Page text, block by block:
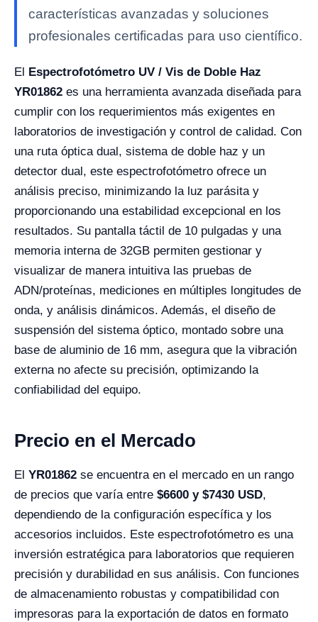
características avanzadas y soluciones
profesionales certificadas para uso científico.
El Espectrofotómetro UV / Vis de Doble Haz
YR01862 es una herramienta avanzada diseñada para
cumplir con los requerimientos más exigentes en
laboratorios de investigación y control de calidad. Con
una ruta óptica dual, sistema de doble haz y un
detector dual, este espectrofotómetro ofrece un
análisis preciso, minimizando la luz parásita y
proporcionando una estabilidad excepcional en los
resultados. Su pantalla táctil de 10 pulgadas y una
memoria interna de 32GB permiten gestionar y
visualizar de manera intuitiva las pruebas de
ADN/proteínas, mediciones en múltiples longitudes de
onda, y análisis dinámicos. Además, el diseño de
suspensión del sistema óptico, montado sobre una
base de aluminio de 16 mm, asegura que la vibración
externa no afecte su precisión, optimizando la
confiabilidad del equipo.
Precio en el Mercado
El YR01862 se encuentra en el mercado en un rango
de precios que varía entre $6600 y $7430 USD,
dependiendo de la configuración específica y los
accesorios incluidos. Este espectrofotómetro es una
inversión estratégica para laboratorios que requieren
precisión y durabilidad en sus análisis. Con funciones
de almacenamiento robustas y compatibilidad con
impresoras para la exportación de datos en formato